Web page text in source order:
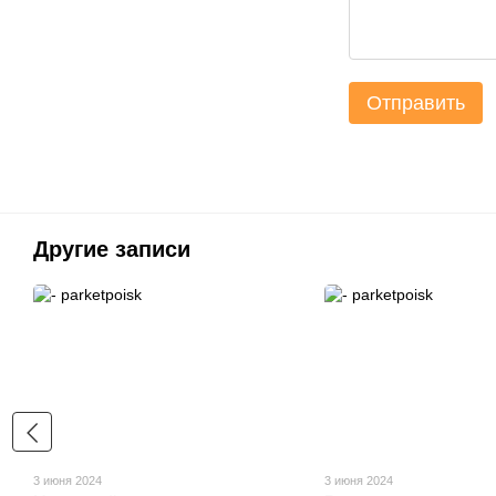
Отправить
Другие записи
3 июня 2024 3 июня 2024